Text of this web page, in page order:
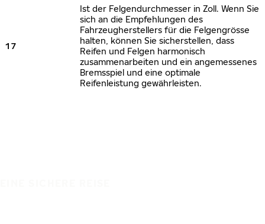
17
Ist der Felgendurchmesser in Zoll. Wenn Sie
sich an die Empfehlungen des
Fahrzeugherstellers für die Felgengrösse
halten, können Sie sicherstellen, dass
Reifen und Felgen harmonisch
zusammenarbeiten und ein angemessenes
Bremsspiel und eine optimale
Reifenleistung gewährleisten.